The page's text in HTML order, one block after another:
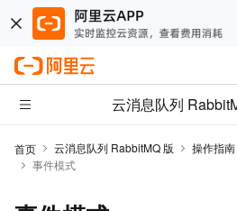
云消息队列
首页 云消息队列 RabbitMQ 版 操作指南
事件模式